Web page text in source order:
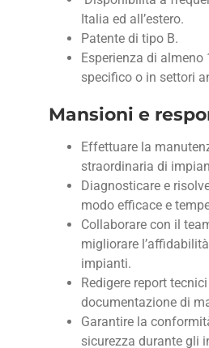
Italia ed all’estero.
Patente di tipo B.
Esperienza di almeno
specifico o in settori
Mansioni e
Effettuare la
straordinaria di
Diagnosticare e
modo efficace e
Collaborare con il
migliorare
impianti.
Redigere report
documentazione di
Garantire la
sicurezza durante gli